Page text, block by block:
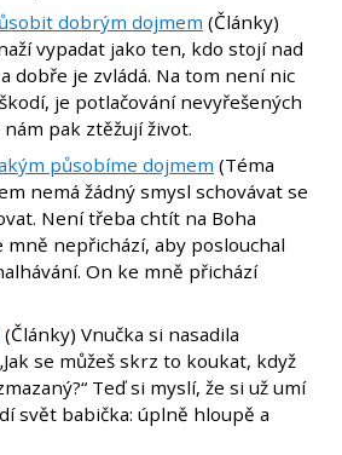
dobrým dojmem (Články)
vypadat jako ten, kdo stojí nad
dobře je zvládá. Na tom není nic
je potlačování nevyřešených
pak ztěžují život.
působíme dojmem (Téma
nemá žádný smysl schovávat se
Není třeba chtít na Boha
mně nepřichází, aby poslouchal
On ke mně přichází
(Články) Vnučka si nasadila
se můžeš skrz to koukat, když
Teď si myslí, že si už umí
svět babička: úplně hloupě a